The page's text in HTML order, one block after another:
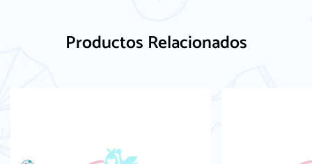
Productos Relacionados